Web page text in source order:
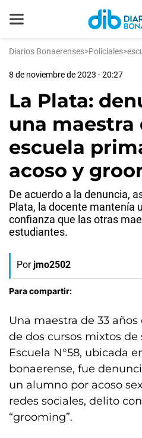
Diarios Bonaerenses>Policiales>
8 de noviembre de 2023 - 20:27
La Plata:
una maestra
escuela
acoso y
De acuerdo a la denuncia,
Plata, la docente mantenía
confianza que las otras
estudiantes.
Por jmo2502
Para compartir:
Una maestra de 33
de dos cursos mixtos de
Escuela N°58, ubicada
bonaerense, fue
un alumno por acoso
redes sociales, delito
“grooming”.